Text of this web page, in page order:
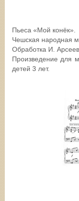
Пьеса «Мой конёк».
Чешская народная
Обработка И.
Произведение для
детей 3 лет.